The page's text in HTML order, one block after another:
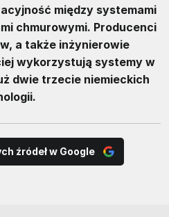
między systemami
chmurowymi. Producenci
a także inżynierowie
wykorzystują systemy w
dwie trzecie niemieckich
źródeł w Google